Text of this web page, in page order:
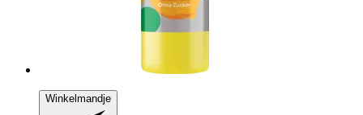
Winkelmandje